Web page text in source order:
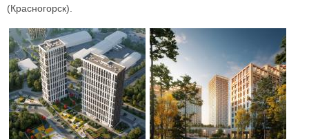
(Красногорск).